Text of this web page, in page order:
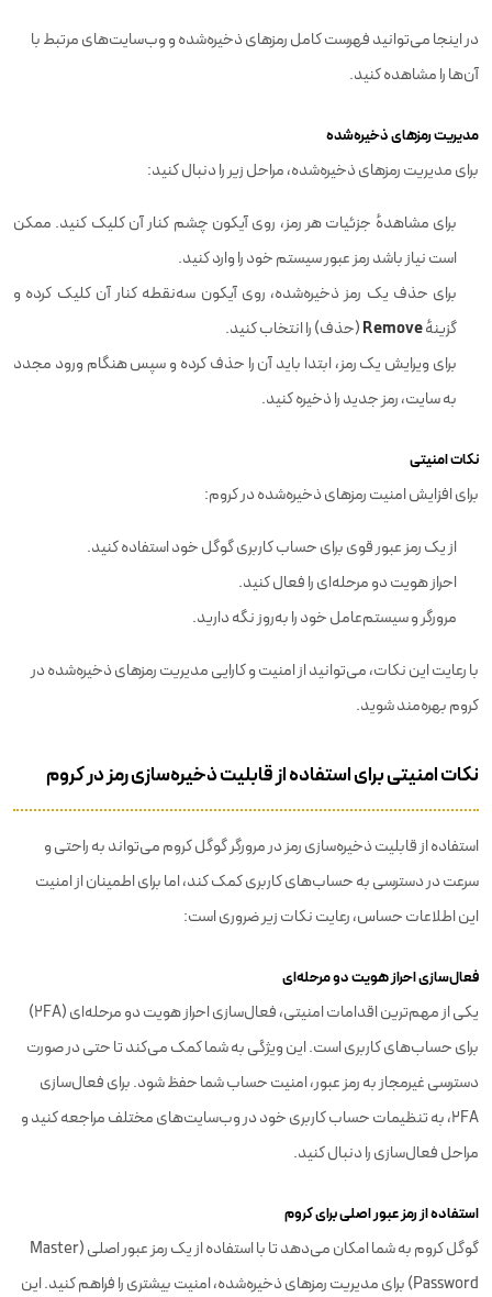
در اینجا می‌توانید فهرست کامل رمزهای ذخیره‌شده و وب‌سایت‌های مرتبط با
آن‌ها را مشاهده کنید.
مدیریت رمزهای ذخیره‌شده
برای مدیریت رمزهای ذخیره‌شده، مراحل زیر را دنبال کنید:
برای مشاهدهٔ جزئیات هر رمز، روی آیکون چشم کنار آن کلیک کنید. ممکن
است نیاز باشد رمز عبور سیستم خود را وارد کنید.
برای حذف یک رمز ذخیره‌شده، روی آیکون سه‌نقطه کنار آن کلیک کرده و
گزینهٔRemove(حذف) را انتخاب کنید.
برای ویرایش یک رمز، ابتدا باید آن را حذف کرده و سپس هنگام ورود مجدد
به سایت، رمز جدید را ذخیره کنید.
نکات امنیتی
برای افزایش امنیت رمزهای ذخیره‌شده در کروم:
از یک رمز عبور قوی برای حساب کاربری گوگل خود استفاده کنید.
احراز هویت دو مرحله‌ای را فعال کنید.
مرورگر و سیستم‌عامل خود را به‌روز نگه دارید.
با رعایت این نکات، می‌توانید از امنیت و کارایی مدیریت رمزهای ذخیره‌شده در
کروم بهره‌مند شوید.
نکات امنیتی برای استفاده از قابلیت ذخیره‌سازی رمز در کروم
استفاده از قابلیت ذخیره‌سازی رمز در مرورگر گوگل کروم می‌تواند به راحتی و
سرعت در دسترسی به حساب‌های کاربری کمک کند، اما برای اطمینان از امنیت
این اطلاعات حساس، رعایت نکات زیر ضروری است:
فعال‌سازی احراز هویت دو مرحله‌ای
یکی از مهم‌ترین اقدامات امنیتی، فعال‌سازی احراز هویت دو مرحله‌ای (2FA)
برای حساب‌های کاربری است. این ویژگی به شما کمک می‌کند تا حتی در صورت
دسترسی غیرمجاز به رمز عبور، امنیت حساب شما حفظ شود. برای فعال‌سازی
2FA، به تنظیمات حساب کاربری خود در وب‌سایت‌های مختلف مراجعه کنید و
مراحل فعال‌سازی را دنبال کنید.
استفاده از رمز عبور اصلی برای کروم
گوگل کروم به شما امکان می‌دهد تا با استفاده از یک رمز عبور اصلی (Master
Password) برای مدیریت رمزهای ذخیره‌شده، امنیت بیشتری را فراهم کنید. این